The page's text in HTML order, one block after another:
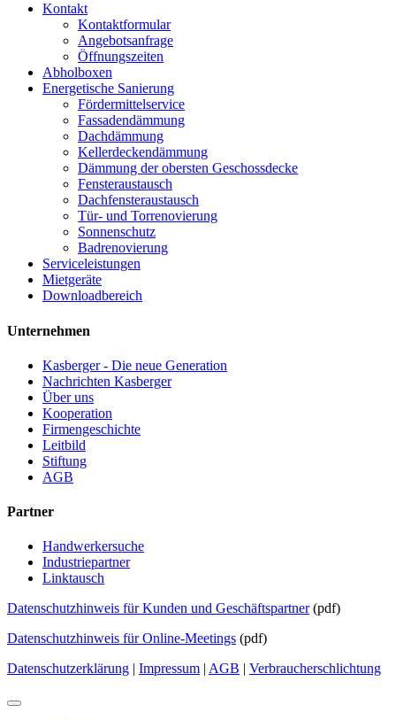
Kontakt
Kontaktformular
Angebotsanfrage
Öffnungszeiten
Abholboxen
Energetische Sanierung
Fördermittelservice
Fassadendämmung
Dachdämmung
Kellerdeckendämmung
Dämmung der obersten Geschossdecke
Fensteraustausch
Dachfensteraustausch
Tür- und Torrenovierung
Sonnenschutz
Badrenovierung
Serviceleistungen
Mietgeräte
Downloadbereich
Unternehmen
Kasberger - Die neue Generation
Nachrichten Kasberger
Über uns
Kooperation
Firmengeschichte
Leitbild
Stiftung
AGB
Partner
Handwerkersuche
Industriepartner
Linktausch
Datenschutzhinweis für Kunden und Geschäftspartner(pdf)
Datenschutzhinweis für Online-Meetings (pdf)
Datenschutzerklärung | Impressum | AGB | Verbraucherschlichtung